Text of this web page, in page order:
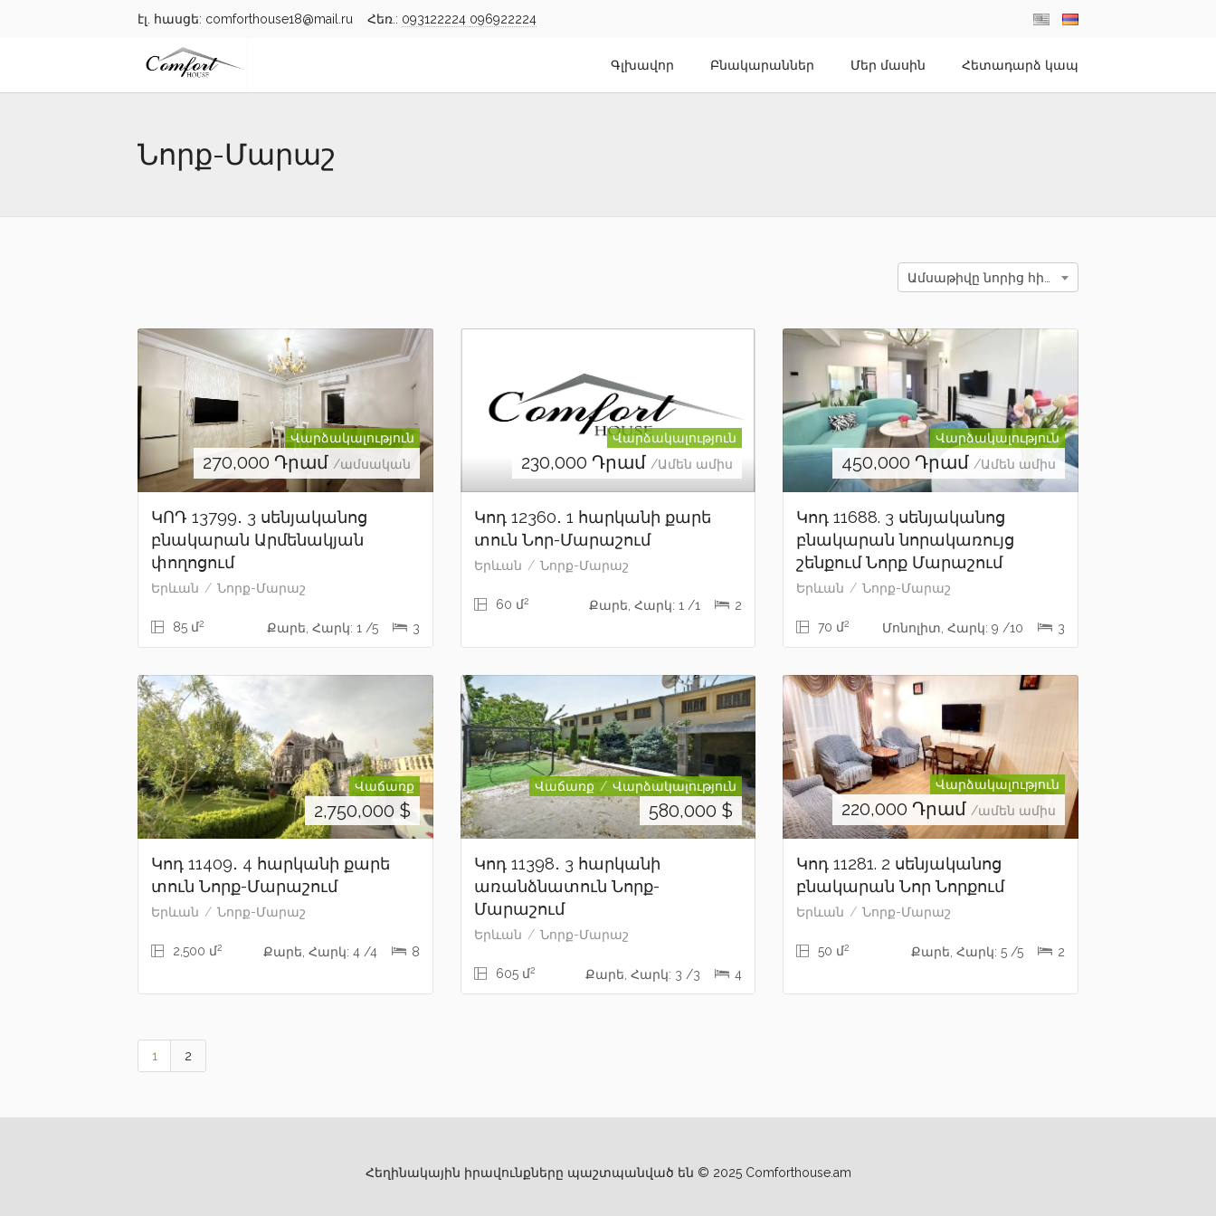
էլ. հասցե: comforthouse18@mail.ru Հեռ.: 093122224 096922224
Գլխավոր Բնակարաններ Մեր մասին Հետադարձ կապ
Նորք-Մարաշ
Վարձակալություն
270,000 Դրամ /ամսական
ԿՈԴ 13799․ 3 սենյականոց
բնակարան Արմենակյան
փողոցում
Երևան Նորք-Մարաշ
85 մ2 Քարե, Հարկ: 1 /5 3
Վարձակալություն
230,000 Դրամ/Ամեն ամիս
Կոդ 12360․ 1 հարկանի քարե
տուն Նոր-Մարաշում
Երևան Նորք-Մարաշ
60 մ2 Քարե, Հարկ: 1 /1 2
Վարձակալություն
450,000 Դրամ /Ամեն ամիս
Կոդ 11688. 3 սենյականոց
բնակարան նորակառույց
շենքում Նորք Մարաշում
Երևան Նորք-Մարաշ
70 մ2 Մոնոլիտ, Հարկ: 9 /10 3
Վաճառք
2,750,000 $
Կոդ 11409․ 4 հարկանի քարե
տուն Նորք-Մարաշում
Երևան Նորք-Մարաշ
2,500 մ2 Քարե, Հարկ: 4 /4 8
Վաճառք Վարձակալություն
580,000 $
Կոդ 11398․ 3 հարկանի
առանձնատուն Նորք-
Մարաշում
Երևան Նորք-Մարաշ
605 մ2 Քարե, Հարկ: 3 /3 4
Վարձակալություն
220,000 Դրամ /ամեն ամիս
Կոդ 11281. 2 սենյականոց
բնակարան Նոր Նորքում
Երևան Նորք-Մարաշ
50 մ2 Քարե, Հարկ: 5 /5 2
1 2
Հեղինակային իրավունքները պաշտպանված են © 2025 Comforthouse.am